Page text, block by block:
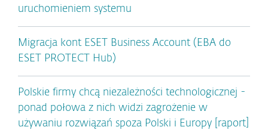
uruchomieniem systemu
Migracja kont ESET Business Account (EBA do
ESET PROTECT Hub)
Polskie firmy chcą niezależności technologicznej -
ponad połowa z nich widzi zagrożenie w
używaniu rozwiązań spoza Polski i Europy [raport]